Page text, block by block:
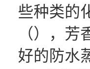
些种类的
（），
好的防水